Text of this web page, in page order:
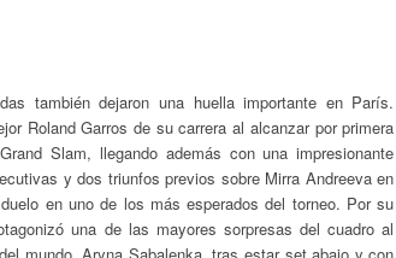
también dejaron una huella importante en París.
Roland Garros de su carrera al alcanzar por primera
Slam, llegando además con una impresionante
y dos triunfos previos sobre Mirra Andreeva en
en uno de los más esperados del torneo. Por su
una de las mayores sorpresas del cuadro al